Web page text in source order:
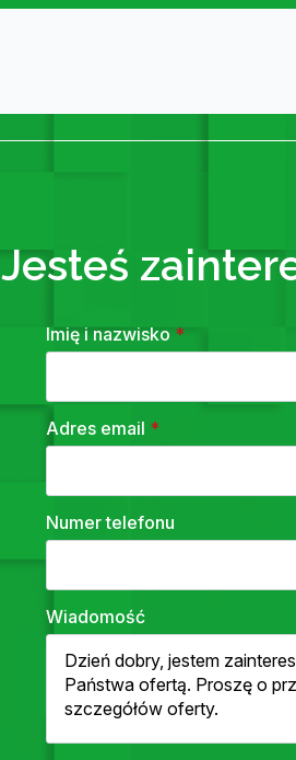
Jesteś
Imię i nazwisko *
Adres email *
Numer telefonu
Wiadomość